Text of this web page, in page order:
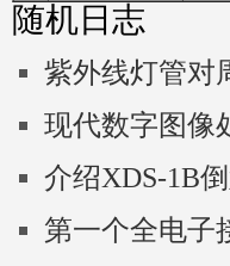
随机日志
紫外线灯管对
现代数字图像
介绍XDS-1B
第一个全电